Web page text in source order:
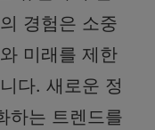
경험은 소중
미래를 제한
다. 새로운 정
하는 트렌드를